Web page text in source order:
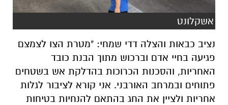
אשקלונט
נציב כבאות והצלה דדי שמחי: "מטרת הצו לצמצם
פגיעה בחיי אדם וברכוש מתוך הבנת כובד
האחריות, והסכנות הכרוכות בהדלקת אש בשטחים
פתוחים ובמרחב האורבני. אני קורא לציבור לגלות
אחריות ולציין את החג בהתאם להנחיות בטיחות